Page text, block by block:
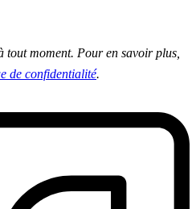
tout moment. Pour en savoir plus,
de confidentialité.